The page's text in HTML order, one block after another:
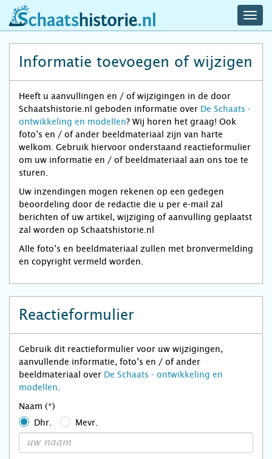
schaatshistorie.nl
Informatie toevoegen of wijzigen
Heeft u aanvullingen en / of wijzigingen in de door
Schaatshistorie.nl geboden informatie over De Schaats -
ontwikkeling en modellen? Wij horen het graag! Ook
foto’s en / of ander beeldmateriaal zijn van harte
welkom. Gebruik hiervoor onderstaand reactieformulier
om uw informatie en / of beeldmateriaal aan ons toe te
sturen.
Uw inzendingen mogen rekenen op een gedegen
beoordeling door de redactie die u per e-mail zal
berichten of uw artikel, wijziging of aanvulling geplaatst
zal worden op Schaatshistorie.nl
Alle foto’s en beeldmateriaal zullen met bronvermelding
en copyright vermeld worden.
Reactieformulier
Gebruik dit reactieformulier voor uw wijzigingen,
aanvullende informatie, foto’s en / of ander
beeldmateriaal over De Schaats - ontwikkeling en
modellen
Naam (*)
Dhr.
Mevr.